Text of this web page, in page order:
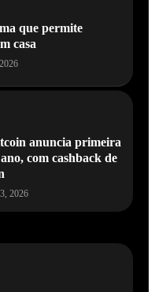
que permite
casa
anuncia primeira
com cashback de
2026